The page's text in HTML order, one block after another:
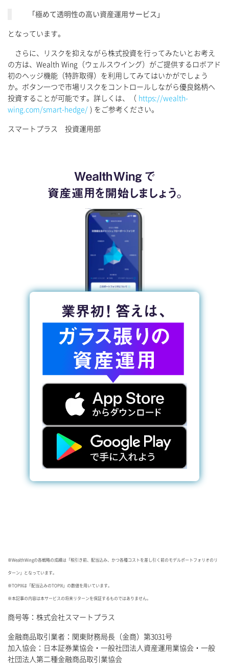
「極めて透明性の高い資産運用サービス」
となっています。
さらに、リスクを抑えながら株式投資を行ってみたいとお考え
の方は、Wealth Wing（ウェルスウイング）がご提供するロボアド
初のヘッジ機能（特許取得）を利用してみてはいかがでしょう
か。ボタン一つで市場リスクをコントロールしながら優良銘柄へ
投資することが可能です。詳しくは、（ https://wealth-
wing.com/smart-hedge/ ) をご参考ください。
スマートプラス 投資運用部
※WealthWingの各戦略の成績は「税引き前、配当込み、かつ各種コストを差し引く前のモデルポートフォリオのリ
ターン」となっています。
※TOPIXは「配当込みのTOPIX」の数値を用いています。
※本記事の内容は本サービスの将来リターンを保証するものではありません。
商号等：株式会社スマートプラス
金融商品取引業者：関東財務局長（金商）第3031号
加入協会：日本証券業協会・一般社団法人資産運用業協会・一般
社団法人第二種金融商品取引業協会